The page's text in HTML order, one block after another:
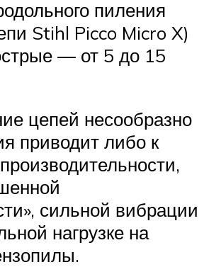
пиления
Stihl Picco Micro X)
— от 5 до 15
цепей несообразно
приводит либо к
сильной вибрации
нагрузке на